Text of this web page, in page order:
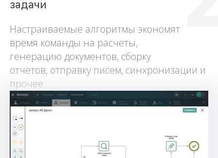
задачи
Настраиваемые алгоритмы экономят
время команды на расчеты,
генерацию документов, сборку
отчетов, отправку писем, синхронизации и
прочее.